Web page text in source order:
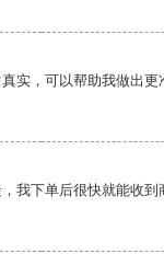
实，可以帮助我做出更
我下单后很快就能收到